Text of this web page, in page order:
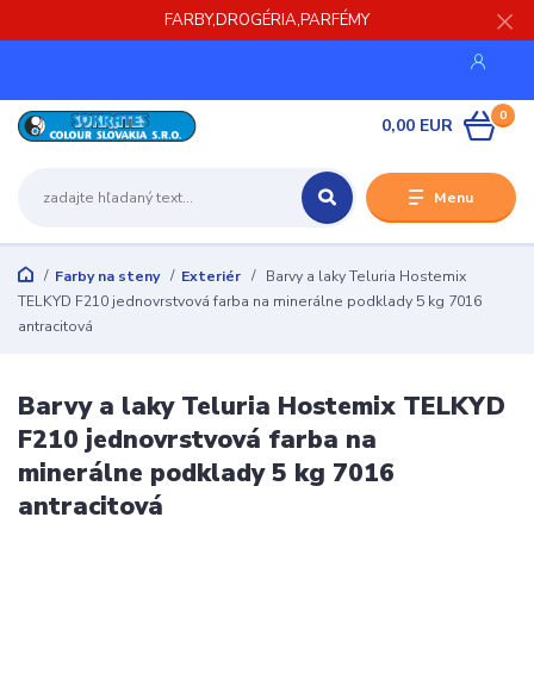
FARBY,DROGÉRIA,PARFÉMY
Menu
0
0,00 EUR
Farby na steny Exteriér
Barvy a laky Teluria Hostemix
TELKYD F210 jednovrstvová farba na minerálne podklady 5 kg 7016
antracitová
Barvy a laky Teluria Hostemix TELKYD
F210 jednovrstvová farba na
minerálne podklady 5 kg 7016
antracitová